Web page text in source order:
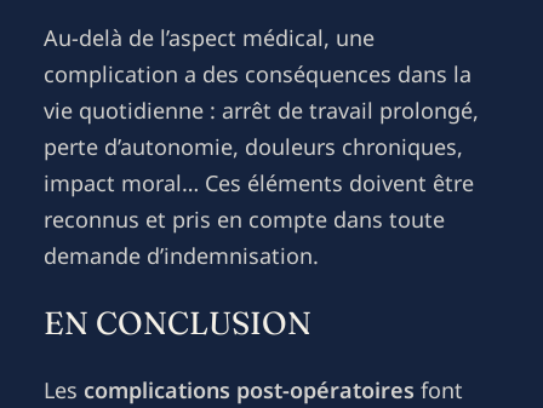
Au-delà de l’aspect médical, une
complication a des conséquences dans la
vie quotidienne : arrêt de travail prolongé,
perte d’autonomie, douleurs chroniques,
impact moral… Ces éléments doivent être
reconnus et pris en compte dans toute
demande d’indemnisation.
EN CONCLUSION
Les complications post-opératoires font